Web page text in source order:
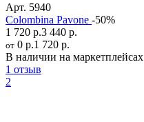
Арт. 5940
Colombina Pavone -50%
1 720 р.3 440 р.
от 0 р.1 720 р.
В наличии на маркетплейсах
1 отзыв
2